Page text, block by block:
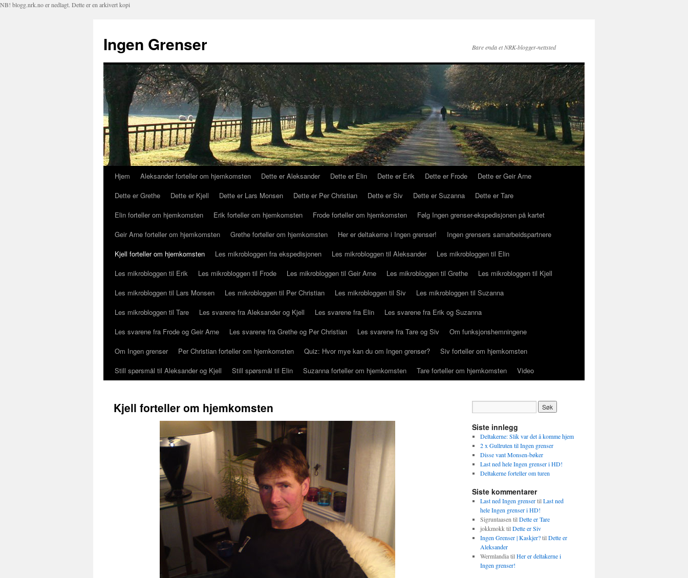
NB! blogg.nrk.no er nedlagt. Dette er en arkivert kopi
Ingen Grenser Bare enda et NRK-blogger-nettsted
Hopp
innhold
Hjem Aleksander forteller om hjemkomsten Dette er Aleksander Dette er Elin Dette er Erik Dette er Frode
Dette er Geir Arne
Dette er Grethe
Dette er Kjell Dette er Lars Monsen Dette er Per Christian Dette er Siv Dette er Suzanna
Dette er Tare
Elin forteller om hjemkomsten
Erik forteller om hjemkomsten Frode forteller om hjemkomsten
Følg Ingen grenser-ekspedisjonen på kartet
Geir Arne forteller om hjemkomsten
Grethe forteller om hjemkomsten Her er deltakerne i Ingen grenser!
Ingen grensers samarbeidspartnere
Kjell forteller om hjemkomsten
Les mikrobloggen fra ekspedisjonen Les mikrobloggen til Aleksander
Les mikrobloggen til Elin
Les mikrobloggen til Erik
Les mikrobloggen til Frode Les mikrobloggen til Geir Arne Les mikrobloggen til Grethe
Les mikrobloggen til Kjell
Les mikrobloggen til Lars Monsen
Les mikrobloggen til Per Christian Les mikrobloggen til Siv
Les mikrobloggen til Suzanna
Les mikrobloggen til Tare
Les svarene fra Aleksander og Kjell Les svarene fra Elin
Les svarene fra Erik og Suzanna
Les svarene fra Frode og Geir Arne
Les svarene fra Grethe og Per Christian Les svarene fra Tare og Siv
Om funksjonshemningene
Om Ingen grenser
Per Christian forteller om hjemkomsten Quiz: Hvor mye kan du om Ingen grenser?
Siv forteller om hjemkomsten
Still spørsmål til Aleksander og Kjell
Still spørsmål til Elin Suzanna forteller om hjemkomsten Tare forteller om hjemkomsten Video
Kjell forteller om hjemkomsten
Siste innlegg
Deltakerne: Slik var det å komme hjem
2 x Gullruten til Ingen grenser
Disse vant Monsen-bøker
Last ned hele Ingen grenser i HD!
Deltakerne forteller om turen
Siste kommentarer
Last ned Ingen grensertilLast ned
hele Ingen grenser i HD!
Sigruntaasen tilDette er Tare
jokkmokktilDette er Siv
Ingen Grenser | Kaskjer?tilDette er
Aleksander
WermlandiatilHer er deltakerne i
Ingen grenser!